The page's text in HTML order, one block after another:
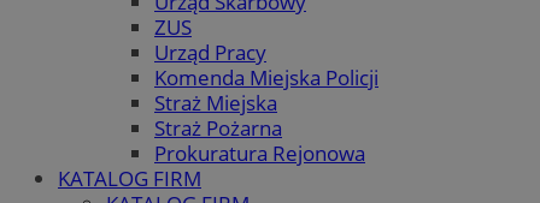
ZUS
Urząd Pracy
Komenda Miejska Policji
Straż Miejska
Straż Pożarna
Prokuratura Rejonowa
KATALOG FIRM